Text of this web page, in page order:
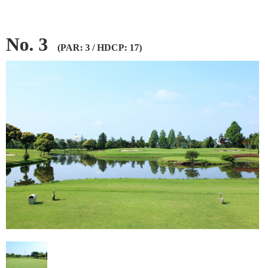
No. 3 (PAR: 3 / HDCP: 17)